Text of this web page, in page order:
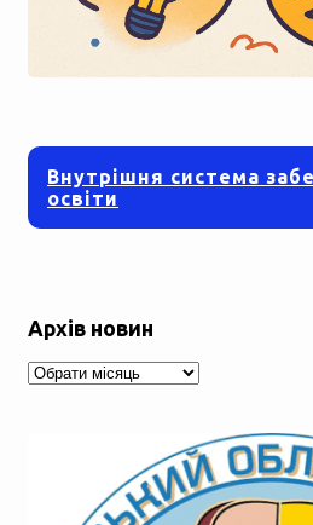
Внутрішня система
освіти
Архів новин
Архів
новин